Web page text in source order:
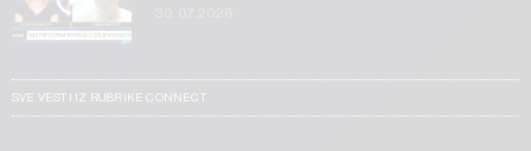
SVE VESTI IZ RUBRIKE CONNECT